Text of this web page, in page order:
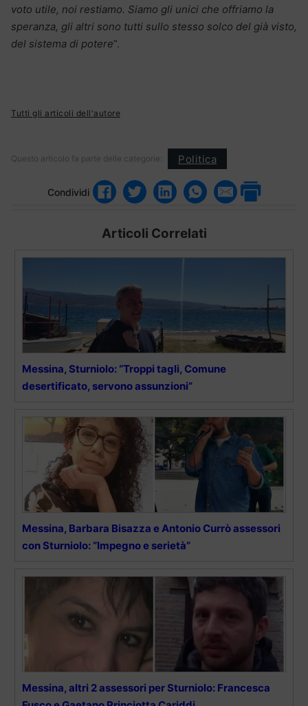
voto utile, noi restiamo. Siamo gli unici che offriamo la
speranza, gli altri sono tutti sullo stesso solco del già visto,
del sistema di potere”.
Tutti gli articoli dell'autore
Questo articolo fa parte delle categorie: Politica
Condividi
Articoli Correlati
Messina, Sturniolo: “Troppi tagli, Comune
desertificato, servono assunzioni”
Messina, Barbara Bisazza e Antonio Currò assessori
con Sturniolo: “Impegno e serietà”
Messina, altri 2 assessori per Sturniolo: Francesca